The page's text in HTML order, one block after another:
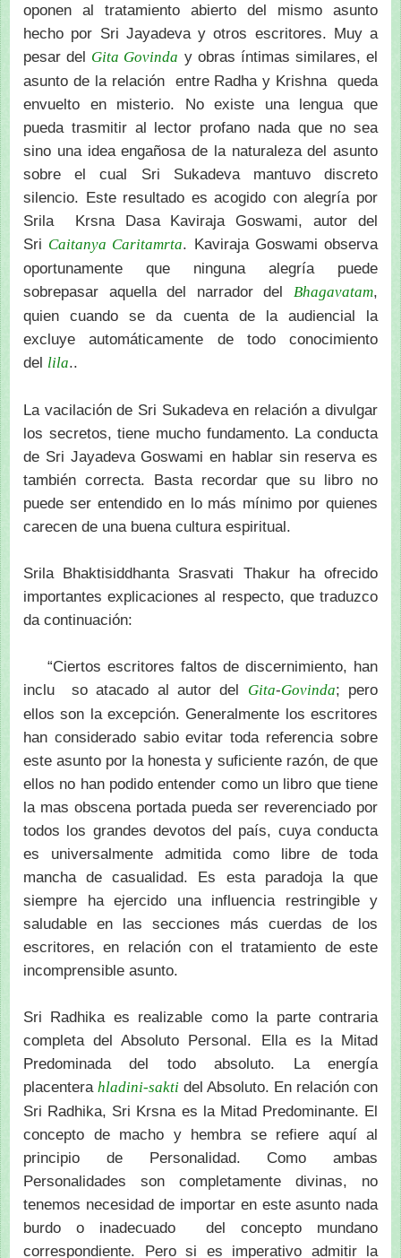
oponen al tratamiento abierto del mismo asunto
hecho por Sri Jayadeva y otros escritores. Muy a
pesar del Gita Govinda y obras íntimas similares, el
asunto de la relación entre Radha y Krishna queda
envuelto en misterio. No existe una lengua que
pueda trasmitir al lector profano nada que no sea
sino una idea engañosa de la naturaleza del asunto
sobre el cual Sri Sukadeva mantuvo discreto
silencio. Este resultado es acogido con alegría por
Srila Krsna Dasa Kaviraja Goswami, autor del
Sri Caitanya Caritamrta. Kaviraja Goswami observa
oportunamente que ninguna alegría puede
sobrepasar aquella del narrador del Bhagavatam,
quien cuando se da cuenta de la audiencial la
excluye automáticamente de todo conocimiento
del lila..
La vacilación de Sri Sukadeva en relación a divulgar
los secretos, tiene mucho fundamento. La conducta
de Sri Jayadeva Goswami en hablar sin reserva es
también correcta. Basta recordar que su libro no
puede ser entendido en lo más mínimo por quienes
carecen de una buena cultura espiritual.
Srila Bhaktisiddhanta Srasvati Thakur ha ofrecido
importantes explicaciones al respecto, que traduzco
da continuación:
“Ciertos escritores faltos de discernimiento, han
inclu so atacado al autor del Gita-Govinda; pero
ellos son la excepción. Generalmente los escritores
han considerado sabio evitar toda referencia sobre
este asunto por la honesta y suficiente razón, de que
ellos no han podido entender como un libro que tiene
la mas obscena portada pueda ser reverenciado por
todos los grandes devotos del país, cuya conducta
es universalmente admitida como libre de toda
mancha de casualidad. Es esta paradoja la que
siempre ha ejercido una influencia restringible y
saludable en las secciones más cuerdas de los
escritores, en relación con el tratamiento de este
incomprensible asunto.
Sri Radhika es realizable como la parte contraria
completa del Absoluto Personal. Ella es la Mitad
Predominada del todo absoluto. La energía
placentera hladini-sakti del Absoluto. En relación con
Sri Radhika, Sri Krsna es la Mitad Predominante. El
concepto de macho y hembra se refiere aquí al
principio de Personalidad. Como ambas
Personalidades son completamente divinas, no
tenemos necesidad de importar en este asunto nada
burdo o inadecuado del concepto mundano
correspondiente. Pero si es imperativo admitir la